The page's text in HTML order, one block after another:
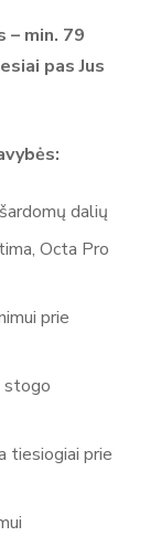
min. 79
pas Jus
dalių
Octa Pro
prie
stogo
tiesiogiai prie
palapinės
skėčiai ir
ir aksesuarai
bei lauko